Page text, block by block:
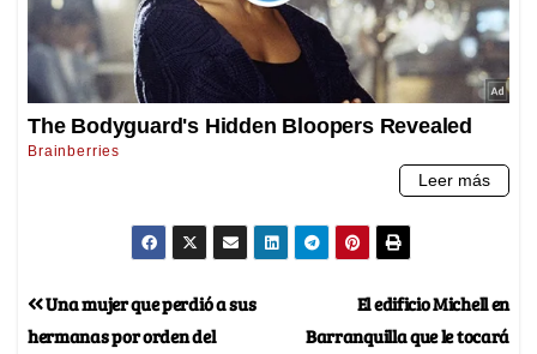
El edificio Michell en
Barranquilla que le tocará
Una mujer que perdió a sus
hermanas por orden del